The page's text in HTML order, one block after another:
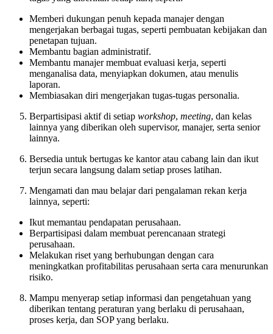
Memberi dukungan penuh kepada manajer dengan
mengerjakan berbagai tugas, seperti pembuatan kebijakan dan
penetapan tujuan.
Membantu bagian administratif.
Membantu manajer membuat evaluasi kerja, seperti
menganalisa data, menyiapkan dokumen, atau menulis
laporan.
Membiasakan diri mengerjakan tugas-tugas personalia.
Berpartisipasi aktif di setiap workshop, meeting, dan kelas
lainnya yang diberikan oleh supervisor, manajer, serta senior
lainnya.
Bersedia untuk bertugas ke kantor atau cabang lain dan ikut
terjun secara langsung dalam setiap proses latihan.
Mengamati dan mau belajar dari pengalaman rekan kerja
lainnya, seperti:
Ikut memantau pendapatan perusahaan.
Berpartisipasi dalam membuat perencanaan strategi
perusahaan.
Melakukan riset yang berhubungan dengan cara
meningkatkan profitabilitas perusahaan serta cara menurunkan
risiko.
Mampu menyerap setiap informasi dan pengetahuan yang
diberikan tentang peraturan yang berlaku di perusahaan,
proses kerja, dan SOP yang berlaku.